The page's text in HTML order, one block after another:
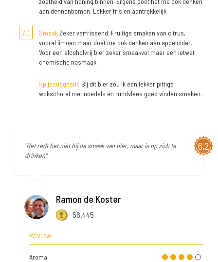
aan dennenbomen. Lekker fris en aantrekkelijk.
7,0 SmaakZeker verfrissend. Fruitige smaken van citrus,
vooral limoen maar doet me ook denken aan appelcider.
Voor een alcoholvrij bier zeker smaakvol maar een ietwat
chemische nasmaak.
Spijssuggestie Bij dit bier zou ik een lekker pittige
wokschotel met noedels en rundvlees goed vinden smaken.
6,2
"Het redt het niet bij de smaak van bier, maar is op zich te
drinken"
Ramon de Koster
56.445
Review
Aroma